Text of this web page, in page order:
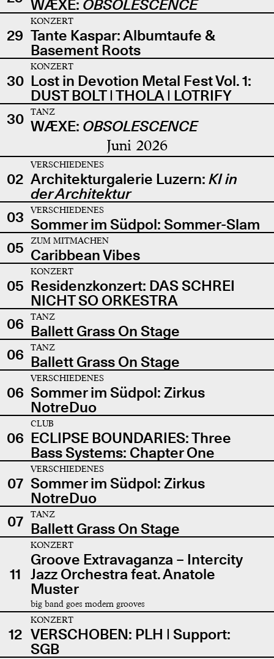
WÆXE: OBSOLESCENCE
29
KONZERT
Tante Kaspar: Albumtaufe &
Basement Roots
30
KONZERT
Lost in Devotion Metal Fest Vol. 1:
DUST BOLT | THOLA | LOTRIFY
30
TANZ
WÆXE: OBSOLESCENCE
Juni 2026
02
VERSCHIEDENES
Architekturgalerie Luzern: KI in
der Architektur
03
VERSCHIEDENES
Sommer im Südpol: Sommer-Slam
05
ZUM MITMACHEN
Caribbean Vibes
05
KONZERT
Residenzkonzert: DAS SCHREI
NICHT SO ORKESTRA
06
TANZ
Ballett Grass On Stage
06
TANZ
Ballett Grass On Stage
06
VERSCHIEDENES
Sommer im Südpol: Zirkus
NotreDuo
06
CLUB
ECLIPSE BOUNDARIES: Three
Bass Systems: Chapter One
07
VERSCHIEDENES
Sommer im Südpol: Zirkus
NotreDuo
07
TANZ
Ballett Grass On Stage
11
KONZERT
Groove Extravaganza – Intercity
Jazz Orchestra feat. Anatole
Muster
big band goes modern grooves
12
KONZERT
VERSCHOBEN: PLH | Support:
SGB